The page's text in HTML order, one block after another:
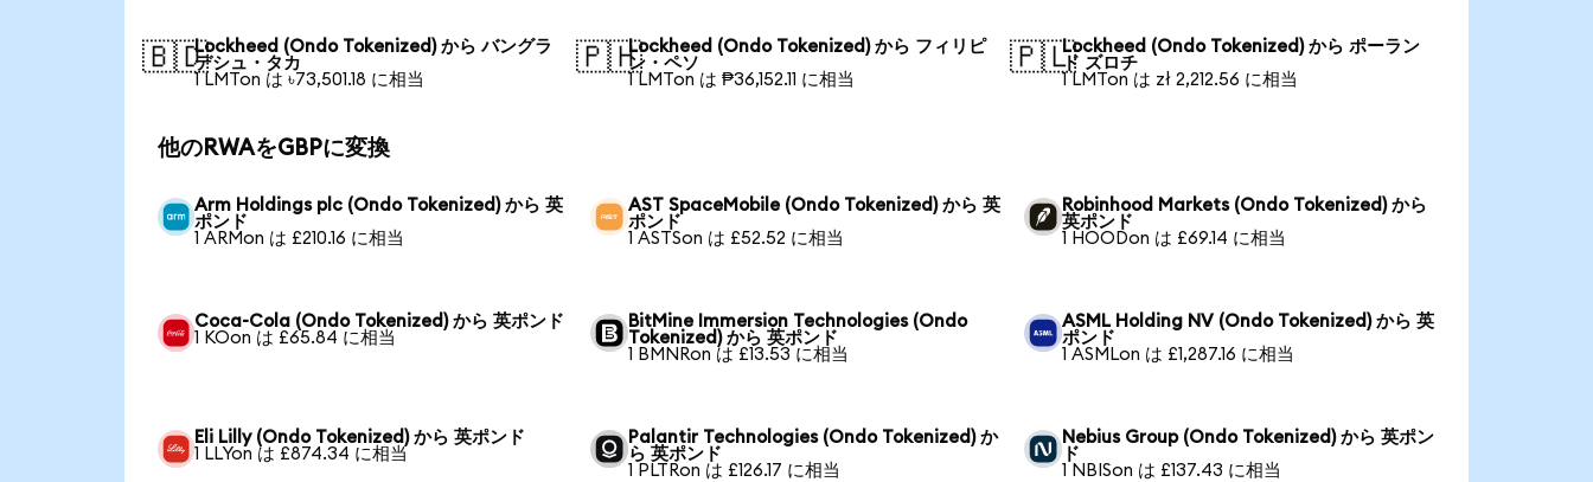
🇧🇩Lockheed (Ondo Tokenized) から バングラ
デシュ・タカ
1 LMTon は ৳73,501.18 に相当
🇵🇭Lockheed (Ondo Tokenized) から フィリピ
ン・ペソ
1 LMTon は ₱36,152.11 に相当
🇵🇱Lockheed (Ondo Tokenized) から ポーラン
ド ズロチ
1 LMTon は zł 2,212.56 に相当
他のRWAをGBPに変換
Arm Holdings plc (Ondo Tokenized) から 英
ポンド
1 ARMon は £210.16 に相当
AST SpaceMobile (Ondo Tokenized) から 英
ポンド
1 ASTSon は £52.52 に相当
Robinhood Markets (Ondo Tokenized) から
英ポンド
1 HOODon は £69.14 に相当
Coca-Cola (Ondo Tokenized) から 英ポンド
1 KOon は £65.84 に相当
BitMine Immersion Technologies (Ondo
Tokenized) から 英ポンド
1 BMNRon は £13.53 に相当
ASML Holding NV (Ondo Tokenized) から 英
ポンド
1 ASMLon は £1,287.16 に相当
Eli Lilly (Ondo Tokenized) から 英ポンド
1 LLYon は £874.34 に相当
Palantir Technologies (Ondo Tokenized) か
ら 英ポンド
1 PLTRon は £126.17 に相当
Nebius Group (Ondo Tokenized) から 英ポン
ド
1 NBISon は £137.43 に相当